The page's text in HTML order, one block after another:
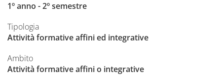
1º anno - 2º semestre
Tipologia
Attività formative affini ed integrative
Ambito
Attività formative affini o integrative